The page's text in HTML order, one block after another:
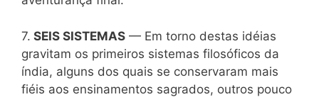
7. SEIS SISTEMAS — Em torno destas idéias
gravitam os primeiros sistemas filosóficos da
índia, alguns dos quais se conservaram mais
fiéis aos ensinamentos sagrados, outros pouco